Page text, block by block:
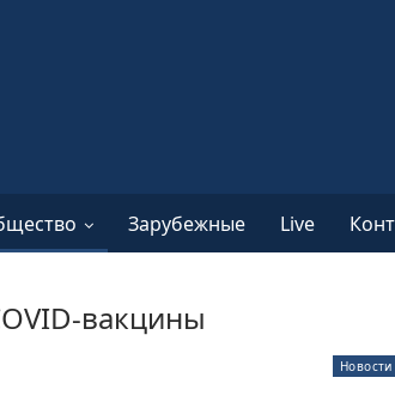
Зарубежные Live
вакцины
Новости